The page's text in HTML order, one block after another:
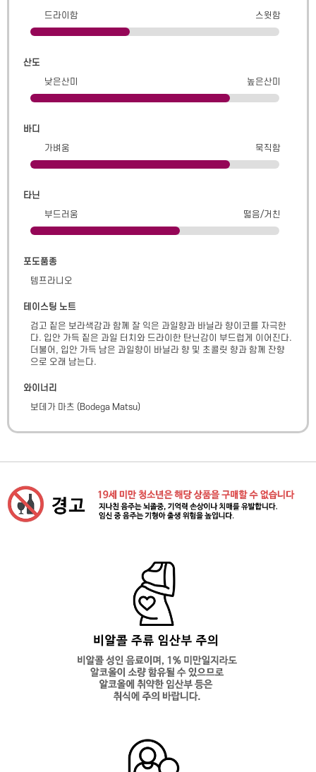
드라이함
스윗함
산도
낮은산미
높은산미
바디
가벼움
묵직함
타닌
부드러움
떫음/거친
포도품종
템프라니오
테이스팅 노트
검고 짙은 보라색감과 함께 잘 익은 과일향과 바닐라 향이코를 자극한
다. 입안 가득 짙은 과일 터치와 드라이한 탄닌감이 부드럽게 이어진다.
더불어, 입안 가득 남은 과일향이 바닐라 향 및 초콜릿 향과 함께 잔향
으로 오래 남는다.
와이너리
보데가 마츠 ( Bodega Matsu)